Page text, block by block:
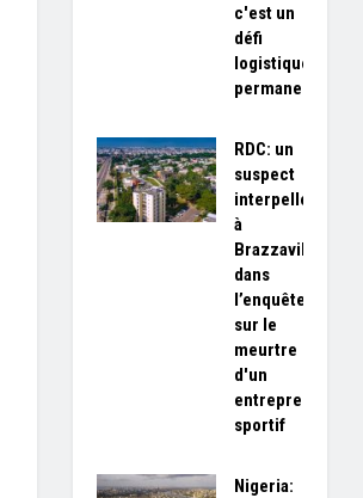
c'est un
défi
logistique
permanent»
RDC: un
suspect
interpellé
à
Brazzaville
dans
l’enquête
sur le
meurtre
d'un
entrepreneur
sportif
Nigeria: